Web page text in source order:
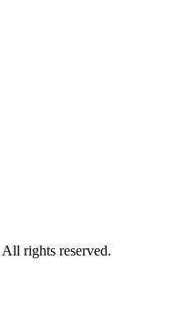
All rights reserved.